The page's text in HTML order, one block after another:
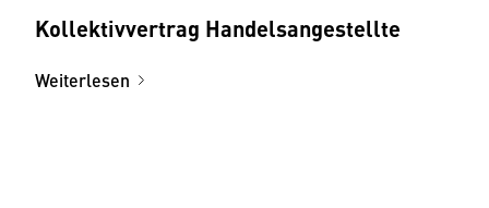
Kollektivvertrag Handelsangestellte
Weiterlesen